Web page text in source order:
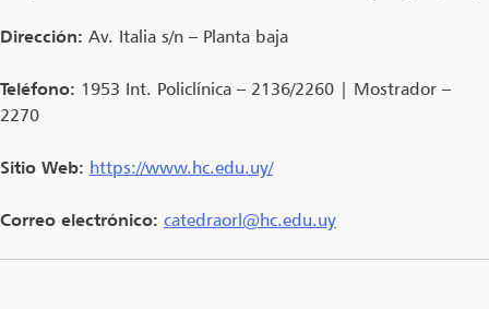
Dirección: Av. Italia s/n – Planta baja
Teléfono: 1953 Int. Policlínica – 2136/2260 | Mostrador –
2270
Sitio Web: https://www.hc.edu.uy/
Correo electrónico: catedraorl@hc.edu.uy